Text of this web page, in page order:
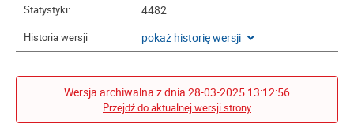
Statystyki: 4482
Historia wersji pokaż historię wersji
Wersja archiwalna z dnia 28-03-2025 13:12:56
Przejdź do aktualnej wersji strony